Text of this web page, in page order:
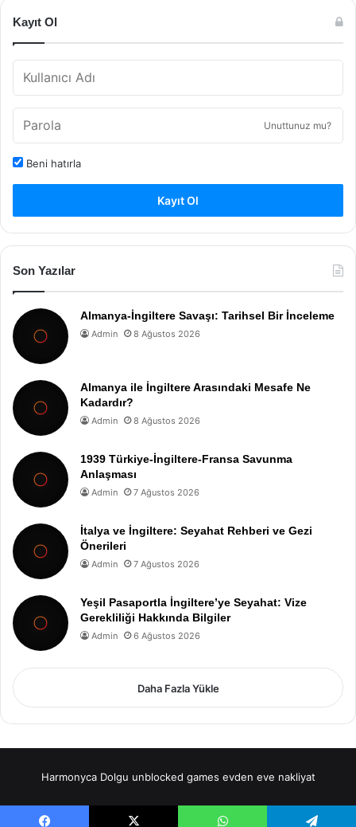
Kayıt Ol
Unuttunuz mu?
Beni hatırla
Kayıt Ol
Son Yazılar
Almanya-İngiltere Savaşı: Tarihsel Bir İnceleme
Admin 8 Ağustos 2026
Almanya ile İngiltere Arasındaki Mesafe Ne
Kadardır?
Admin 8 Ağustos 2026
1939 Türkiye-İngiltere-Fransa Savunma
Anlaşması
Admin 7 Ağustos 2026
İtalya ve İngiltere: Seyahat Rehberi ve Gezi
Önerileri
Admin 7 Ağustos 2026
Yeşil Pasaportla İngiltere’ye Seyahat: Vize
Gerekliliği Hakkında Bilgiler
Admin 6 Ağustos 2026
Daha Fazla Yükle
Harmonyca Dolgu unblocked games evden eve nakliyat